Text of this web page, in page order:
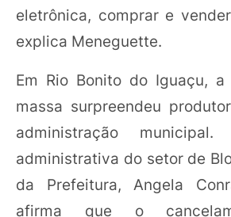
eletrônica, comprar e
explica Meneguette.
Em Rio Bonito do Iguaçu, a
massa surpreendeu
administração
administrativa do setor de
da Prefeitura, Angela
afirma que o